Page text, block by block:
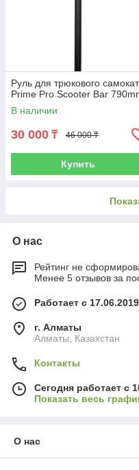
Руль для трюкового
Prime Pro Scooter Bar
В наличии
30 000 ₸ 46 000 ₸
Купить
О нас
Рейтинг не
Менее 5 отзывов за
Работает с 17.06.2019
г. Алматы
Алматы, Казахстан
Контакты
Сегодня работает с
Показать весь
О нас